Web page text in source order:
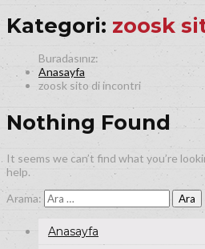
Kategori: zoosk
Anasayfa
zoosk sito di incontri
Nothing Found
It seems we can’t find what you’re
help.
Arama:
Anasayfa